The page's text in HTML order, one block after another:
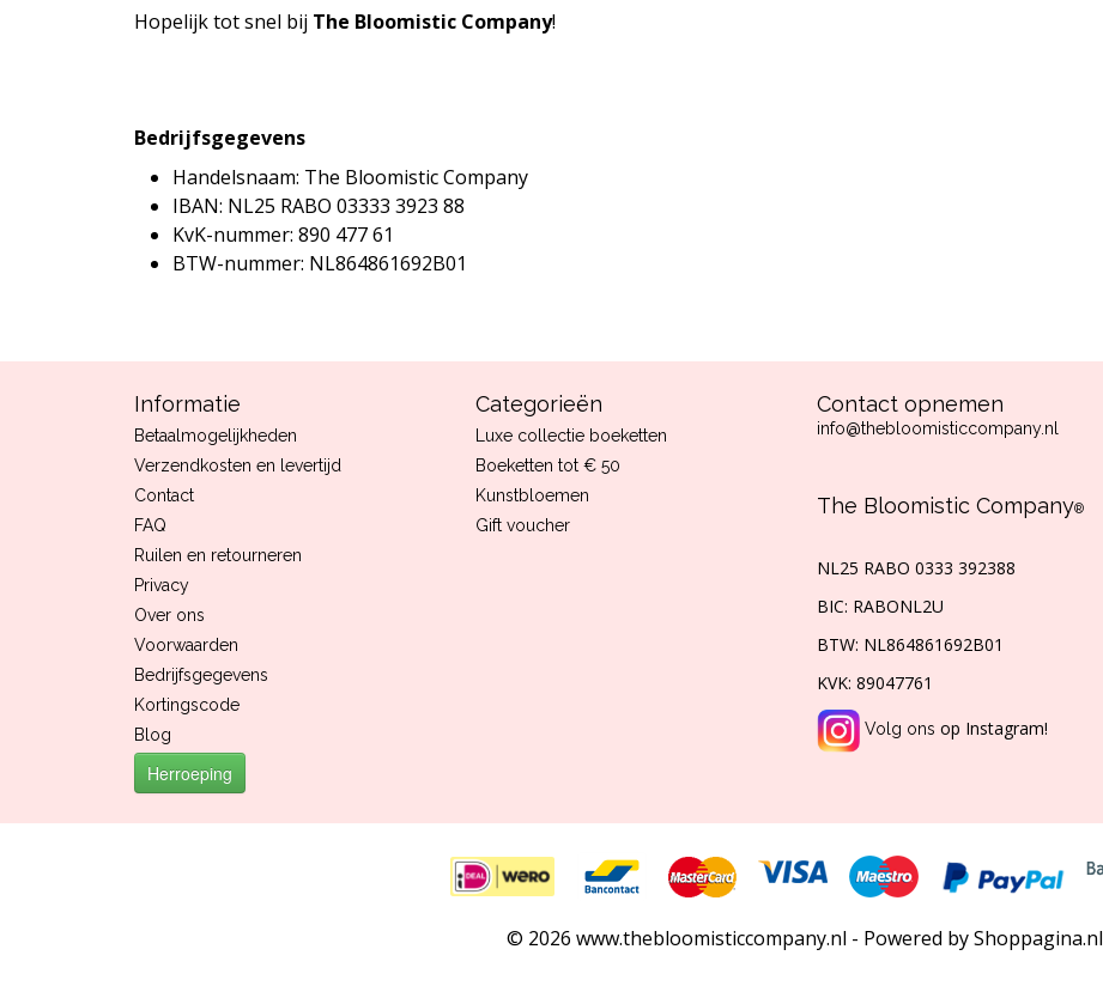
Hopelijk tot snel bij The Bloomistic Company!
Bedrijfsgegevens
Handelsnaam: The Bloomistic Company
IBAN: NL25 RABO 03333 3923 88
KvK-nummer: 890 477 61
BTW-nummer: NL864861692B01
Informatie
Betaalmogelijkheden
Verzendkosten en levertijd
Contact
FAQ
Ruilen en retourneren
Privacy
Over ons
Voorwaarden
Bedrijfsgegevens
Kortingscode
Blog
Herroeping
Categorieën
Luxe collectie boeketten
Boeketten tot € 50
Kunstbloemen
Gift voucher
Contact opnemen
info@thebloomisticcompany.nl
The Bloomistic Company®
NL25 RABO 0333 392388
BIC: RABONL2U
BTW: NL864861692B01
KVK: 89047761
Volg ons op Instagram!
© 2026 www.thebloomisticcompany.nl - Powered by Shoppagina.nl